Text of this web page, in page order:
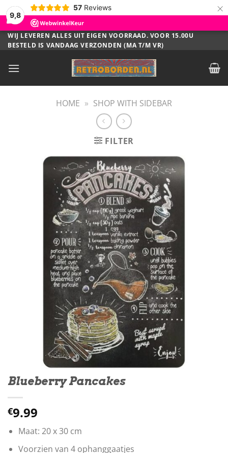
9,8
57 Reviews ×
Ga
naar
WIJ LEVEREN ALLES UIT EIGEN VOORRAAD. VOOR 15.00U
BESTELD IS VANDAAG VERZONDEN (MA T/M VR)
HOME » SHOP WITH SIDEBAR
FILTER
Blueberry Pancakes
€9.99
Maat: 20 x 30 cm
Voorzien van 4 ophanggaatjes